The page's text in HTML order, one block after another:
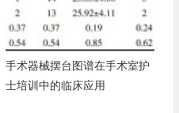
手术器械摆台图谱在手术室护
士培训中的临床应用